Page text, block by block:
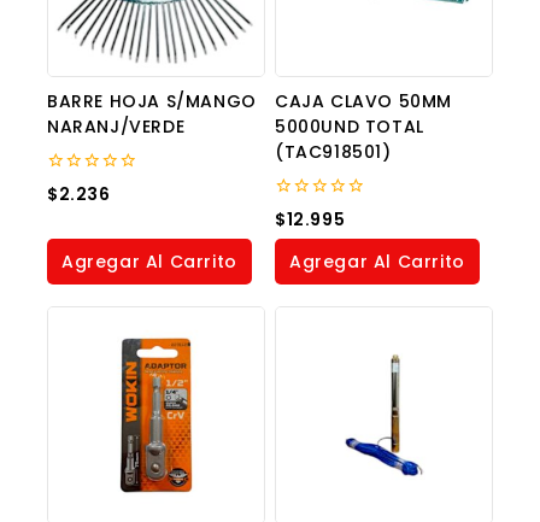
BARRE HOJA S/MANGO
NARANJ/VERDE
0
out
5
$2.236
Agregar Al Carrito
CAJA CLAVO 50MM
5000UND TOTAL
(TAC918501)
0
out
of
$12.995
Agregar Al Carrito